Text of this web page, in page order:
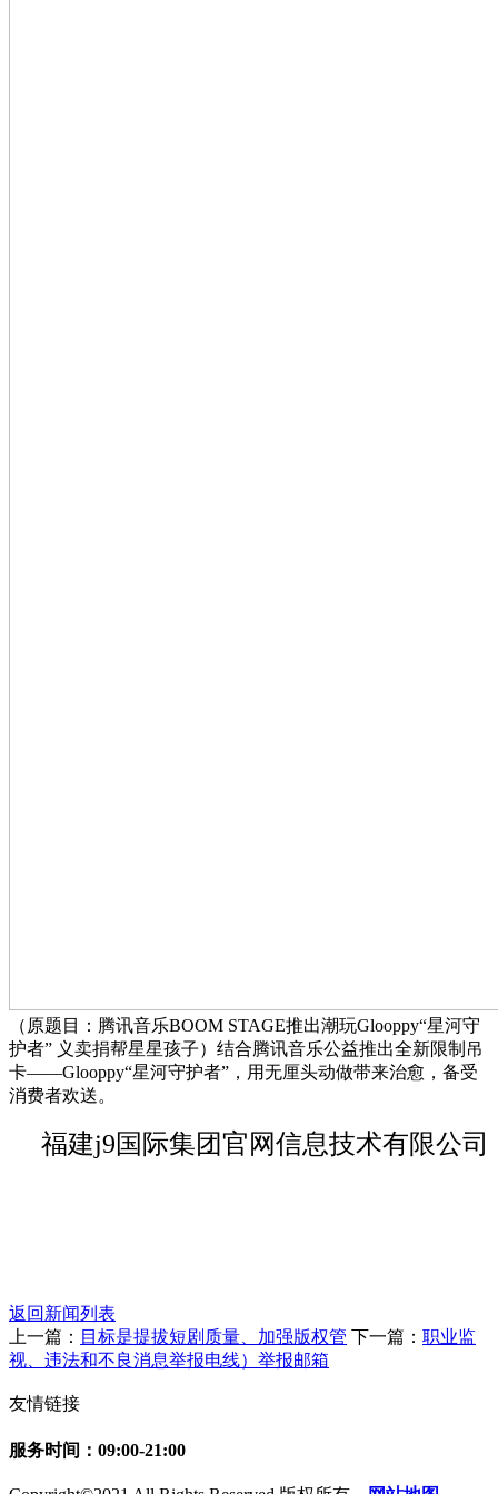
（原题目：腾讯音乐BOOM STAGE推出潮玩Glooppy“星河守
护者” 义卖捐帮星星孩子）结合腾讯音乐公益推出全新限制吊
卡——Glooppy“星河守护者”，用无厘头动做带来治愈，备受
消费者欢送。
福建j9国际集团官网信息技术有限公司
返回新闻列表
上一篇： 目标是提拔短剧质量、加强版权管 下一篇： 职业监
视、违法和不良消息举报电线）举报邮箱
友情链接
服务时间：09:00-21:00